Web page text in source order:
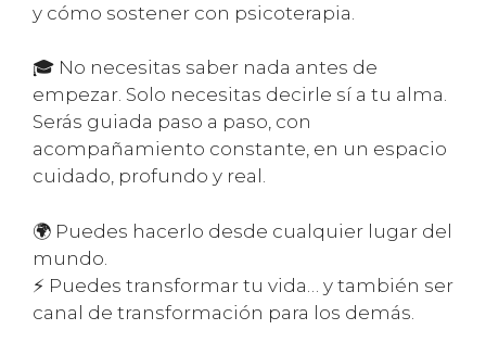
y cómo sostener con psicoterapia.
🎓 No necesitas saber nada antes de
empezar. Solo necesitas decirle sí a tu alma.
Serás guiada paso a paso, con
acompañamiento constante, en un espacio
cuidado, profundo y real.
🌍 Puedes hacerlo desde cualquier lugar del
mundo.
⚡ Puedes transformar tu vida… y también ser
canal de transformación para los demás.